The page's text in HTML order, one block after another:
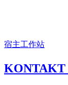
宿主工作站
KONTAKT